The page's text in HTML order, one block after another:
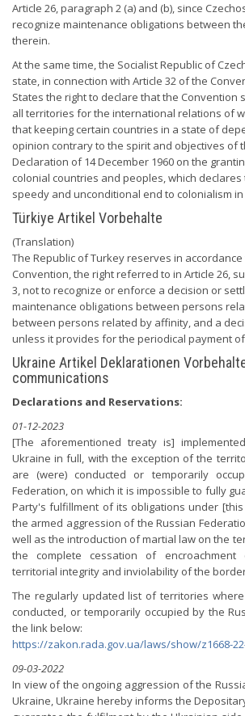
Article 26, paragraph 2 (a) and (b), since
recognize maintenance obligations between
therein.
At the same time, the Socialist Republic of
state, in connection with Article 32 of the
States the right to declare that the Convention
all territories for the international relations of
that keeping certain countries in a state of
opinion contrary to the spirit and objectives of
Declaration of 14 December 1960 on the
colonial countries and peoples, which
speedy and unconditional end to colonialism
Türkiye Artikel Vorbehalte
(Translation)
The Republic of Turkey reserves in
Convention, the right referred to in Article 26,
3, not to recognize or enforce a decision or
maintenance obligations between persons
between persons related by affinity, and a
unless it provides for the periodical payment
Ukraine Artikel Deklarationen
communications
Declarations and Reservations:
01-12-2023
[The aforementioned treaty is]
Ukraine in full, with the exception of the
are (were) conducted or temporarily
Federation, on which it is impossible to fully
Party's fulfillment of its obligations under
the armed aggression of the Russian
well as the introduction of martial law on the
the complete cessation of encroachment
territorial integrity and inviolability of the
The regularly updated list of territories
conducted, or temporarily occupied by the
the link below:
https://zakon.rada.gov.ua/laws/show/z1668-
09-03-2022
In view of the ongoing aggression of the
Ukraine, Ukraine hereby informs the